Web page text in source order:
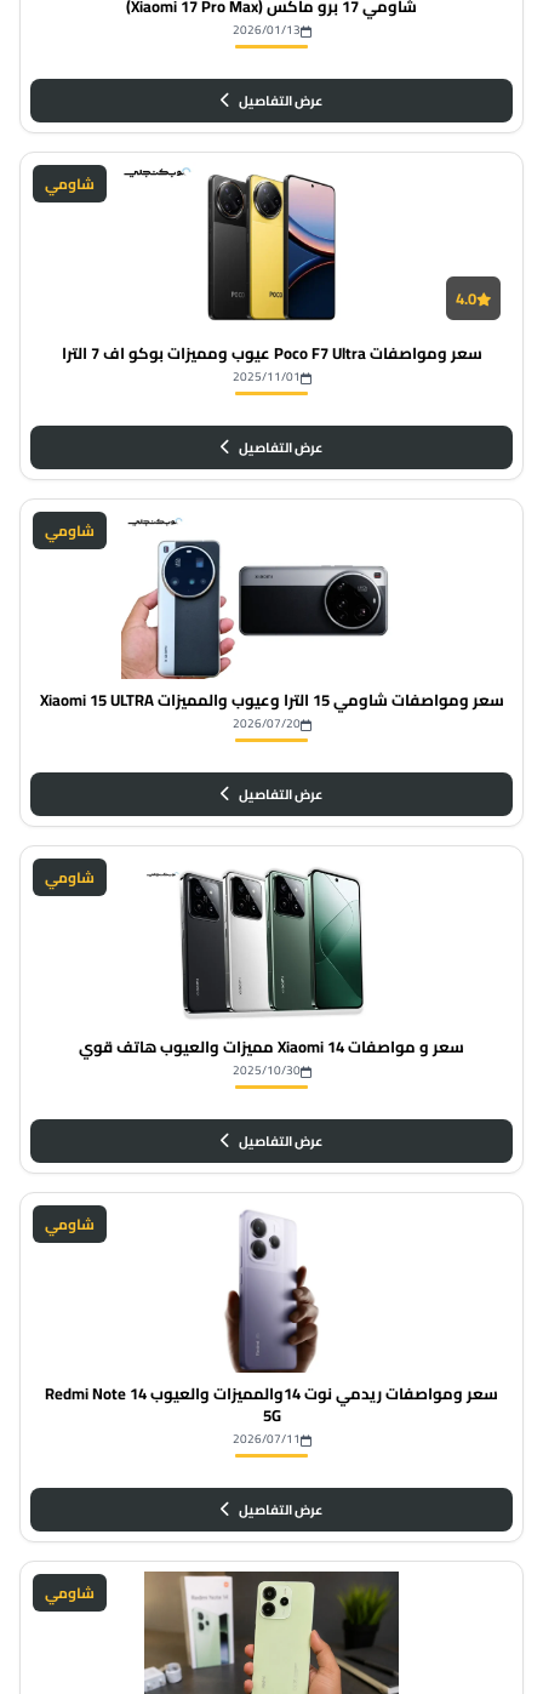
شاومي 17 برو ماكس (Xiaomi 17 Pro Max)
2026/01/13
عرض التفاصيل
شاومي
4.0
سعر ومواصفات Poco F7 Ultra عيوب ومميزات بوكو اف 7 الترا
2025/11/01
عرض التفاصيل
شاومي
سعر ومواصفات شاومي 15 الترا وعيوب والمميزات Xiaomi 15 ULTRA
2026/07/20
عرض التفاصيل
شاومي
سعر و مواصفات Xiaomi 14 مميزات والعيوب هاتف قوي
2025/10/30
عرض التفاصيل
شاومي
سعر ومواصفات ريدمي نوت 14والمميزات والعيوب Redmi Note 14
5G
2026/07/11
عرض التفاصيل
شاومي